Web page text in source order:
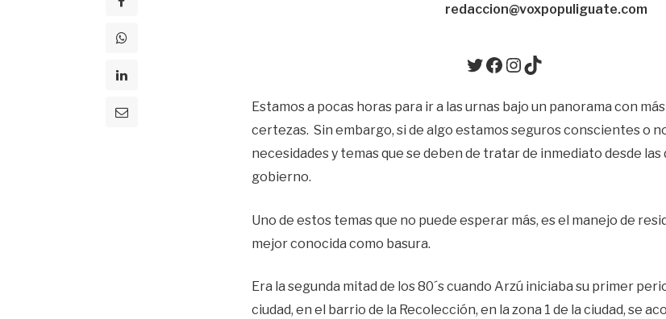
redaccion@voxpopuliguate.com
Twitter Facebook InstagramTikTok
Estamos a pocas horas para ir a las urnas bajo un panorama con
certezas. Sin embargo, si de algo estamos seguros conscientes o
necesidades y temas que se deben de tratar de inmediato desde
gobierno.
Uno de estos temas que no puede esperar más, es el manejo de
mejor conocida como basura.
Era la segunda mitad de los 80´s cuando Arzú iniciaba su primer
ciudad, en el barrio de la Recolección, en la zona 1 de la ciudad, se